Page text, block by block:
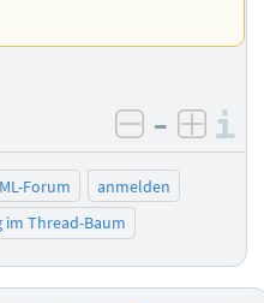
negativ
–
Forum
anmelden
im Thread-Baum